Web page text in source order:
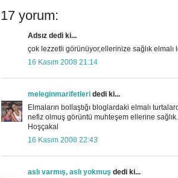
17 yorum:
Adsız dedi ki...
çok lezzetli görünüyor,ellerinize sağlık elmalı
16 Kasım 2008 21:14
meleginmarifetleri dedi ki...
Elmaların bollaştığı bloglardaki elmalı
nefiz olmuş görüntü muhteşem ellerine
Hoşçakal
16 Kasım 2008 22:43
aslı varmış, aslı yokmuş dedi ki...